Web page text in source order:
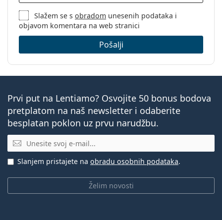
Slažem se sobradom unesenih podataka i
objavom komentara na web stranici
Pošalji
Prvi put na Lentiamo? Osvojite 50 bonus bodova
pretplatom na naš newsletter i odaberite
besplatan poklon uz prvu narudžbu.
E-mail
Želim novosti
Slanjem pristajete na obradu osobnih podataka.